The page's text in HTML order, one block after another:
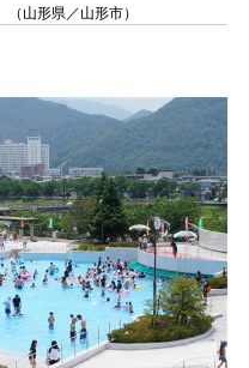
（山形県／山形市）